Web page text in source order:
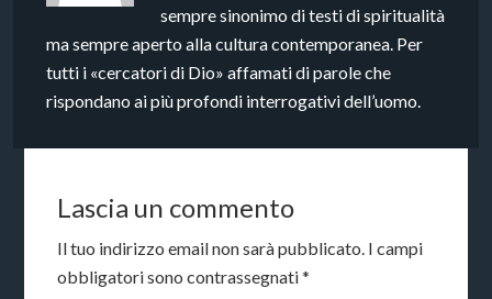
sempre sinonimo di testi di spiritualità
ma sempre aperto alla cultura contemporanea. Per
tutti i «cercatori di Dio» affamati di parole che
rispondano ai più profondi interrogativi dell’uomo.
Lascia un commento
Il tuo indirizzo email non sarà pubblicato. I campi
obbligatori sono contrassegnati*